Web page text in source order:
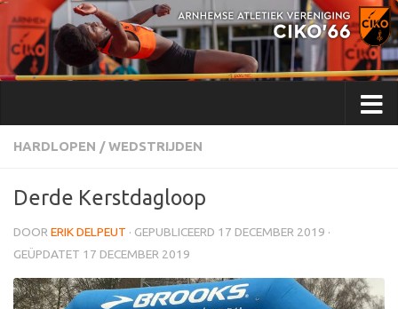
Doorgaan naar inhoud
HARDLOPEN / WEDSTRIJDEN
Derde Kerstdagloop
DOOR ERIK DELPEUT · GEPUBLICEERD 17 DECEMBER 2019 ·
GEÜPDATET 17 DECEMBER 2019